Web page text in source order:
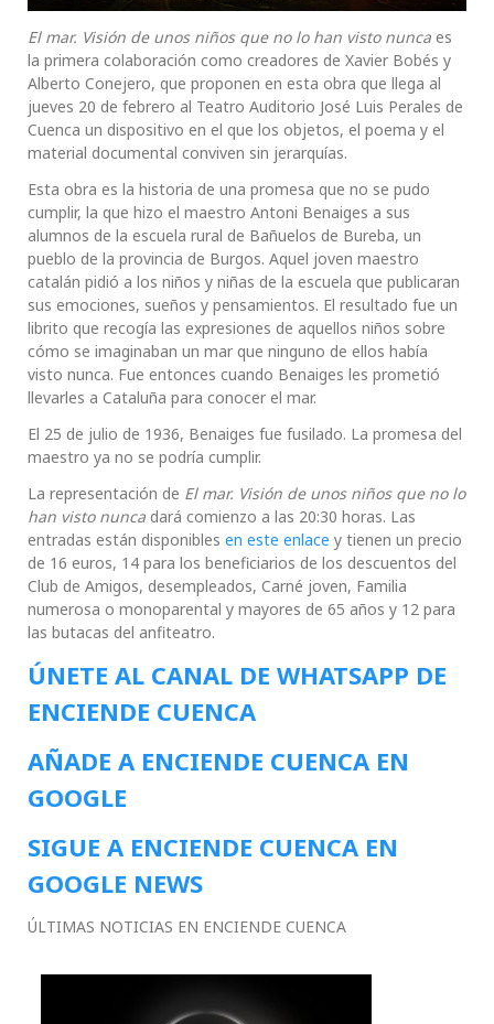
El mar. Visión de unos niños que no lo han visto nunca es
la primera colaboración como creadores de Xavier Bobés y
Alberto Conejero, que proponen en esta obra que llega al
jueves 20 de febrero al Teatro Auditorio José Luis Perales de
Cuenca un dispositivo en el que los objetos, el poema y el
material documental conviven sin jerarquías.
Esta obra es la historia de una promesa que no se pudo
cumplir, la que hizo el maestro Antoni Benaiges a sus
alumnos de la escuela rural de Bañuelos de Bureba, un
pueblo de la provincia de Burgos. Aquel joven maestro
catalán pidió a los niños y niñas de la escuela que publicaran
sus emociones, sueños y pensamientos. El resultado fue un
librito que recogía las expresiones de aquellos niños sobre
cómo se imaginaban un mar que ninguno de ellos había
visto nunca. Fue entonces cuando Benaiges les prometió
llevarles a Cataluña para conocer el mar.
El 25 de julio de 1936, Benaiges fue fusilado. La promesa del
maestro ya no se podría cumplir.
La representación de El mar. Visión de unos niños que no lo
han visto nunca dará comienzo a las 20:30 horas. Las
entradas están disponibles en este enlace y tienen un precio
de 16 euros, 14 para los beneficiarios de los descuentos del
Club de Amigos, desempleados, Carné joven, Familia
numerosa o monoparental y mayores de 65 años y 12 para
las butacas del anfiteatro.
ÚNETE AL CANAL DE WHATSAPP DE
ENCIENDE CUENCA
AÑADE A ENCIENDE CUENCA EN
GOOGLE
SIGUE A ENCIENDE CUENCA EN
GOOGLE NEWS
ÚLTIMAS NOTICIAS EN ENCIENDE CUENCA